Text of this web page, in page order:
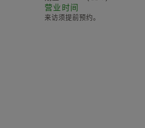
营业时间
来访须提前预约。